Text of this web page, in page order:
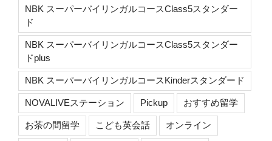
NBK スーパーバイリンガルコースClass5スタンダー
ド
NBK スーパーバイリンガルコースClass5スタンダー
ドplus
NBK スーパーバイリンガルコースKinderスタンダード
NOVALIVEステーション Pickup おすすめ留学
お茶の間留学 こども英会話 オンライン